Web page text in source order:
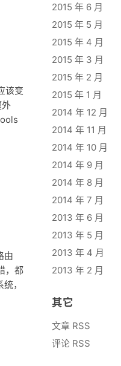
该变
由
，都
，
2015 年 6 月
2015 年 5 月
2015 年 4 月
2015 年 3 月
2015 年 2 月
2015 年 1 月
2014 年 12 月
2014 年 11 月
2014 年 10 月
2014 年 9 月
2014 年 8 月
2014 年 7 月
2013 年 6 月
2013 年 5 月
2013 年 4 月
2013 年 2 月
其它
文章 RSS
评论 RSS